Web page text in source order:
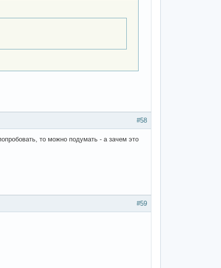
#58
то можно подумать - а зачем это
#59